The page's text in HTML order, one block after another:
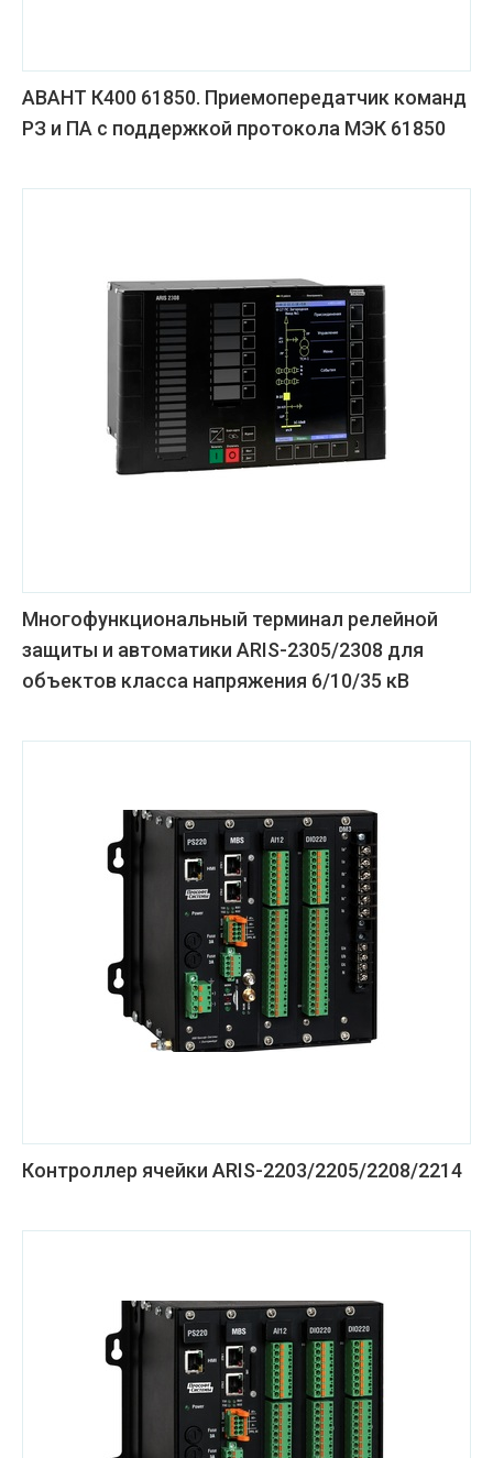
АВАНТ К400 61850. Приемопередатчик команд
РЗ и ПА с поддержкой протокола МЭК 61850
Многофункциональный терминал релейной
защиты и автоматики ARIS-2305/2308 для
объектов класса напряжения 6/10/35 кВ
Контроллер ячейки ARIS-2203/2205/2208/2214